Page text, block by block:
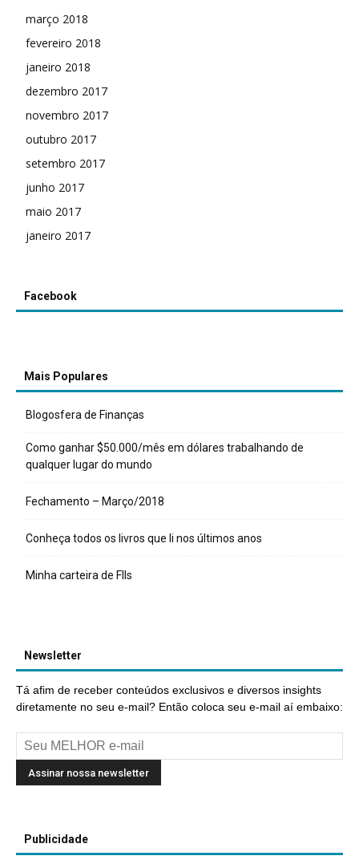
março 2018
fevereiro 2018
janeiro 2018
dezembro 2017
novembro 2017
outubro 2017
setembro 2017
junho 2017
maio 2017
janeiro 2017
Facebook
Mais Populares
Blogosfera de Finanças
Como ganhar $50.000/mês em dólares trabalhando de
qualquer lugar do mundo
Fechamento – Março/2018
Conheça todos os livros que li nos últimos anos
Minha carteira de FIIs
Newsletter
Tá afim de receber conteúdos exclusivos e diversos insights
diretamente no seu e-mail? Então coloca seu e-mail aí embaixo:
Publicidade